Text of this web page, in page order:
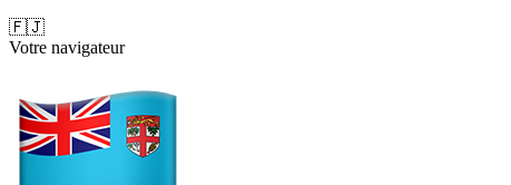
🇫🇯
Votre navigateur